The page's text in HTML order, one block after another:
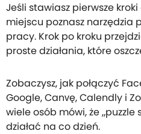
Jeśli stawiasz pierwsze
miejscu poznasz narzędzia
pracy. Krok po kroku
proste działania, które
Zobaczysz, jak połączyć
Google, Canvę, Calendly i
wiele osób mówi, że „puzzle
działać na co dzień.